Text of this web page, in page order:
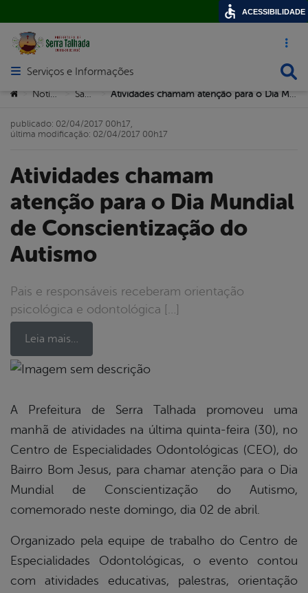
Acesso
Abrir menu principal de navegação
Serviços e Informações
Você está aqui:
> Notícias > >
Atividades chamam
atenção para o Dia Mundial
de Conscientização do
Autismo
Pais e responsáveis receberam orientação
psicológica e odontológica […]
Leia mais…
publicado: 02/04/2017 00h17,
última modificação: 02/04/2017 00h17
A Prefeitura de Serra Talhada promoveu uma
manhã de atividades na última quinta-feira (30), no
Centro de Especialidades Odontológicas (CEO), do
Bairro Bom Jesus, para chamar atenção para o Dia
Mundial de Conscientização do Autismo,
comemorado neste domingo, dia 02 de abril.
Organizado pela equipe de trabalho do Centro de
Especialidades Odontológicas, o evento contou
com atividades educativas, palestras, orientação
ACESSIBILIDADE